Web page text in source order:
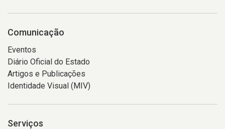
Comunicação
Eventos
Diário Oficial do Estado
Artigos e Publicações
Identidade Visual (MIV)
Serviços